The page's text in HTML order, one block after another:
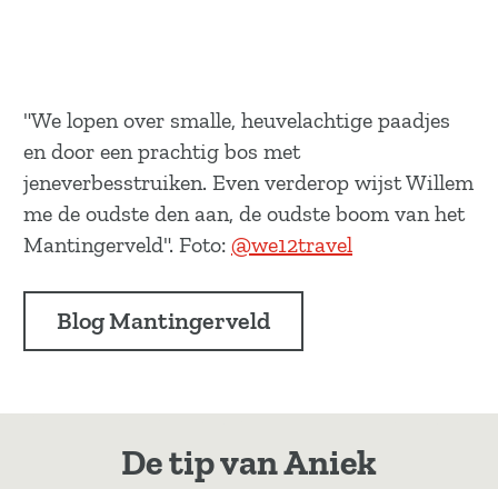
"We lopen over smalle, heuvelachtige paadjes
en door een prachtig bos met
jeneverbesstruiken. Even verderop wijst Willem
me de oudste den aan, de oudste boom van het
Mantingerveld". Foto: @we12travel
Blog Mantingerveld
De tip van Aniek